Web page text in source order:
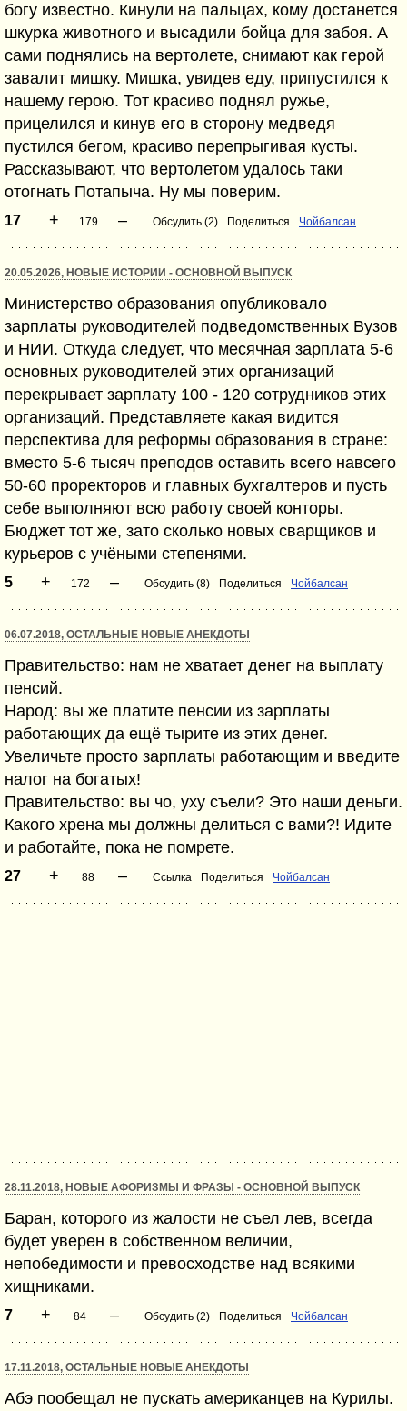
богу известно. Кинули на пальцах, кому достанется
шкурка животного и высадили бойца для забоя. А
сами поднялись на вертолете, снимают как герой
завалит мишку. Мишка, увидев еду, припустился к
нашему герою. Тот красиво поднял ружье,
прицелился и кинув его в сторону медведя
пустился бегом, красиво перепрыгивая кусты.
Рассказывают, что вертолетом удалось таки
отогнать Потапыча. Ну мы поверим.
17 + 179 – Обсудить (2) Поделиться Чойбалсан
20.05.2026, НОВЫЕ ИСТОРИИ - ОСНОВНОЙ ВЫПУСК
Министерство образования опубликовало
зарплаты руководителей подведомственных Вузов
и НИИ. Откуда следует, что месячная зарплата 5-6
основных руководителей этих организаций
перекрывает зарплату 100 - 120 сотрудников этих
организаций. Представляете какая видится
перспектива для реформы образования в стране:
вместо 5-6 тысяч преподов оставить всего навсего
50-60 проректоров и главных бухгалтеров и пусть
себе выполняют всю работу своей конторы.
Бюджет тот же, зато сколько новых сварщиков и
курьеров с учёными степенями.
5 + 172 – Обсудить (8) Поделиться Чойбалсан
06.07.2018, ОСТАЛЬНЫЕ НОВЫЕ АНЕКДОТЫ
Правительство: нам не хватает денег на выплату
пенсий.
Народ: вы же платите пенсии из зарплаты
работающих да ещё тырите из этих денег.
Увеличьте просто зарплаты работающим и введите
налог на богатых!
Правительство: вы чо, уху съели? Это наши деньги.
Какого хрена мы должны делиться с вами?! Идите
и работайте, пока не помрете.
27 + 88 – Ссылка Поделиться Чойбалсан
28.11.2018, НОВЫЕ АФОРИЗМЫ И ФРАЗЫ - ОСНОВНОЙ ВЫПУСК
Баран, которого из жалости не съел лев, всегда
будет уверен в собственном величии,
непобедимости и превосходстве над всякими
хищниками.
7 + 84 – Обсудить (2) Поделиться Чойбалсан
17.11.2018, ОСТАЛЬНЫЕ НОВЫЕ АНЕКДОТЫ
Абэ пообещал не пускать американцев на Курилы.